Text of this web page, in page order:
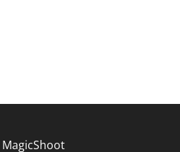
MagicShoot